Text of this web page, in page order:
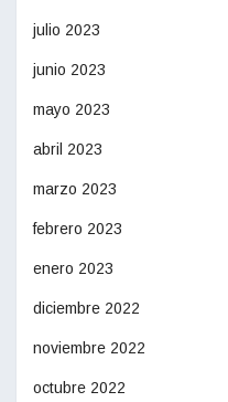
julio 2023
junio 2023
mayo 2023
abril 2023
marzo 2023
febrero 2023
enero 2023
diciembre 2022
noviembre 2022
octubre 2022